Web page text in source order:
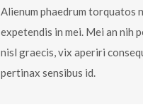
Alienum phaedrum torquatos
expetendis in mei. Mei an nih
nisl graecis, vix aperiri
pertinax sensibus id.